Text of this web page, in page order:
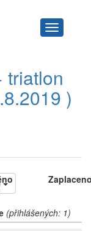
Navigace
triatlon
)
(přihlášených: 1)